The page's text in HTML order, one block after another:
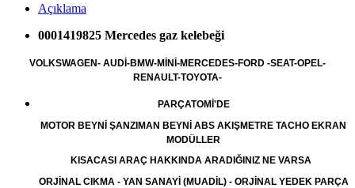
Açıklama
0001419825 Mercedes gaz kelebeği
VOLKSWAGEN- AUDİ-BMW-MİNİ-MERCEDES-FORD -SEAT-OPEL-
RENAULT-TOYOTA-
PARÇATOMİ'DE
MOTOR BEYNİ ŞANZIMAN BEYNİ ABS AKIŞMETRE TACHO EKRAN
MODÜLLER
KISACASI ARAÇ HAKKINDA ARADIĞINIZ NE VARSA
ORJİNAL CIKMA - YAN SANAYİ (MUADİL) - ORJİNAL YEDEK PARÇA